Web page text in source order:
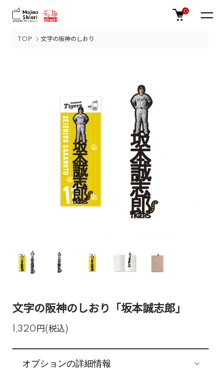
0
TOP 文字の阪神のしおり
文字の阪神のしおり「坂本誠志郎」
1,320円(税込)
オプションの詳細情報